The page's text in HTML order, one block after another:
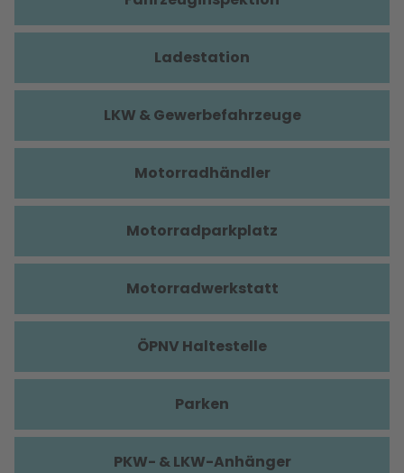
Ladestation
LKW & Gewerbefahrzeuge
Motorradhändler
Motorradparkplatz
Motorradwerkstatt
ÖPNV Haltestelle
Parken
PKW- & LKW-Anhänger